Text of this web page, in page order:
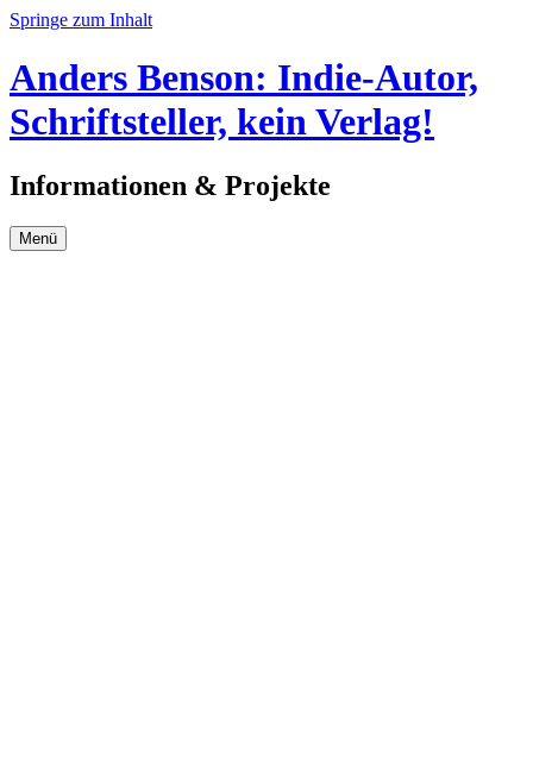
Springe zum Inhalt
Anders Benson: Indie-Autor,
Schriftsteller, kein Verlag!
Informationen & Projekte
Menü